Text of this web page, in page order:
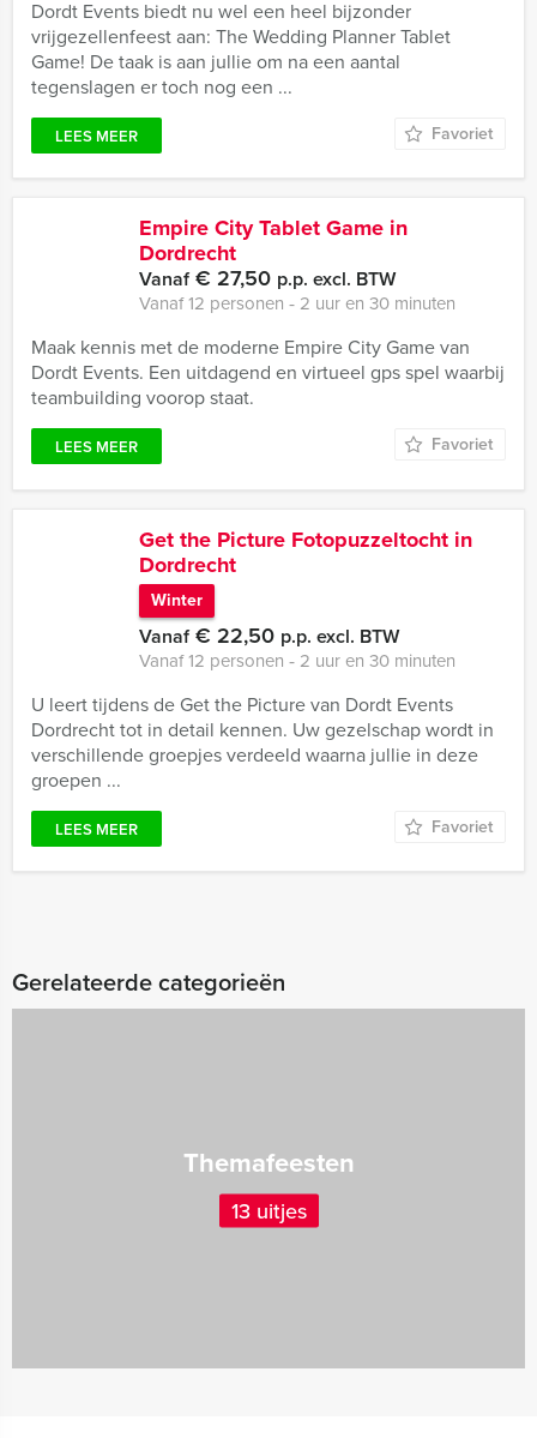
Dordt Events biedt nu wel een heel bijzonder
vrijgezellenfeest aan: The Wedding Planner Tablet
Game! De taak is aan jullie om na een aantal
tegenslagen er toch nog een ...
LEES MEER Favoriet
Empire City Tablet Game in
Dordrecht
Vanaf€ 27,50 p.p. excl. BTW
Vanaf 12 personen ‐ 2 uur en 30 minuten
Maak kennis met de moderne Empire City Game van
Dordt Events. Een uitdagend en virtueel gps spel waarbij
teambuilding voorop staat.
LEES MEER Favoriet
Get the Picture Fotopuzzeltocht in
Dordrecht
Winter
Vanaf€ 22,50 p.p. excl. BTW
Vanaf 12 personen ‐ 2 uur en 30 minuten
U leert tijdens de Get the Picture van Dordt Events
Dordrecht tot in detail kennen. Uw gezelschap wordt in
verschillende groepjes verdeeld waarna jullie in deze
groepen ...
LEES MEER Favoriet
Gerelateerde categorieën
Themafeesten
13 uitjes